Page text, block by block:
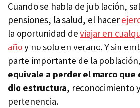
Cuando se habla de jubilación,
pensiones, la salud, el hacer
la oportunidad de viajar en
añoy no solo en verano. Y sin
parte importante de la población,
equivale a perder el marco que
dio estructura, reconocimiento
pertenencia.